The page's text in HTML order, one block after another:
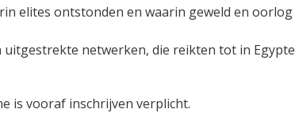
elites ontstonden en waarin geweld en oorlog
netwerken, die reikten tot in Egypte
is vooraf inschrijven verplicht.